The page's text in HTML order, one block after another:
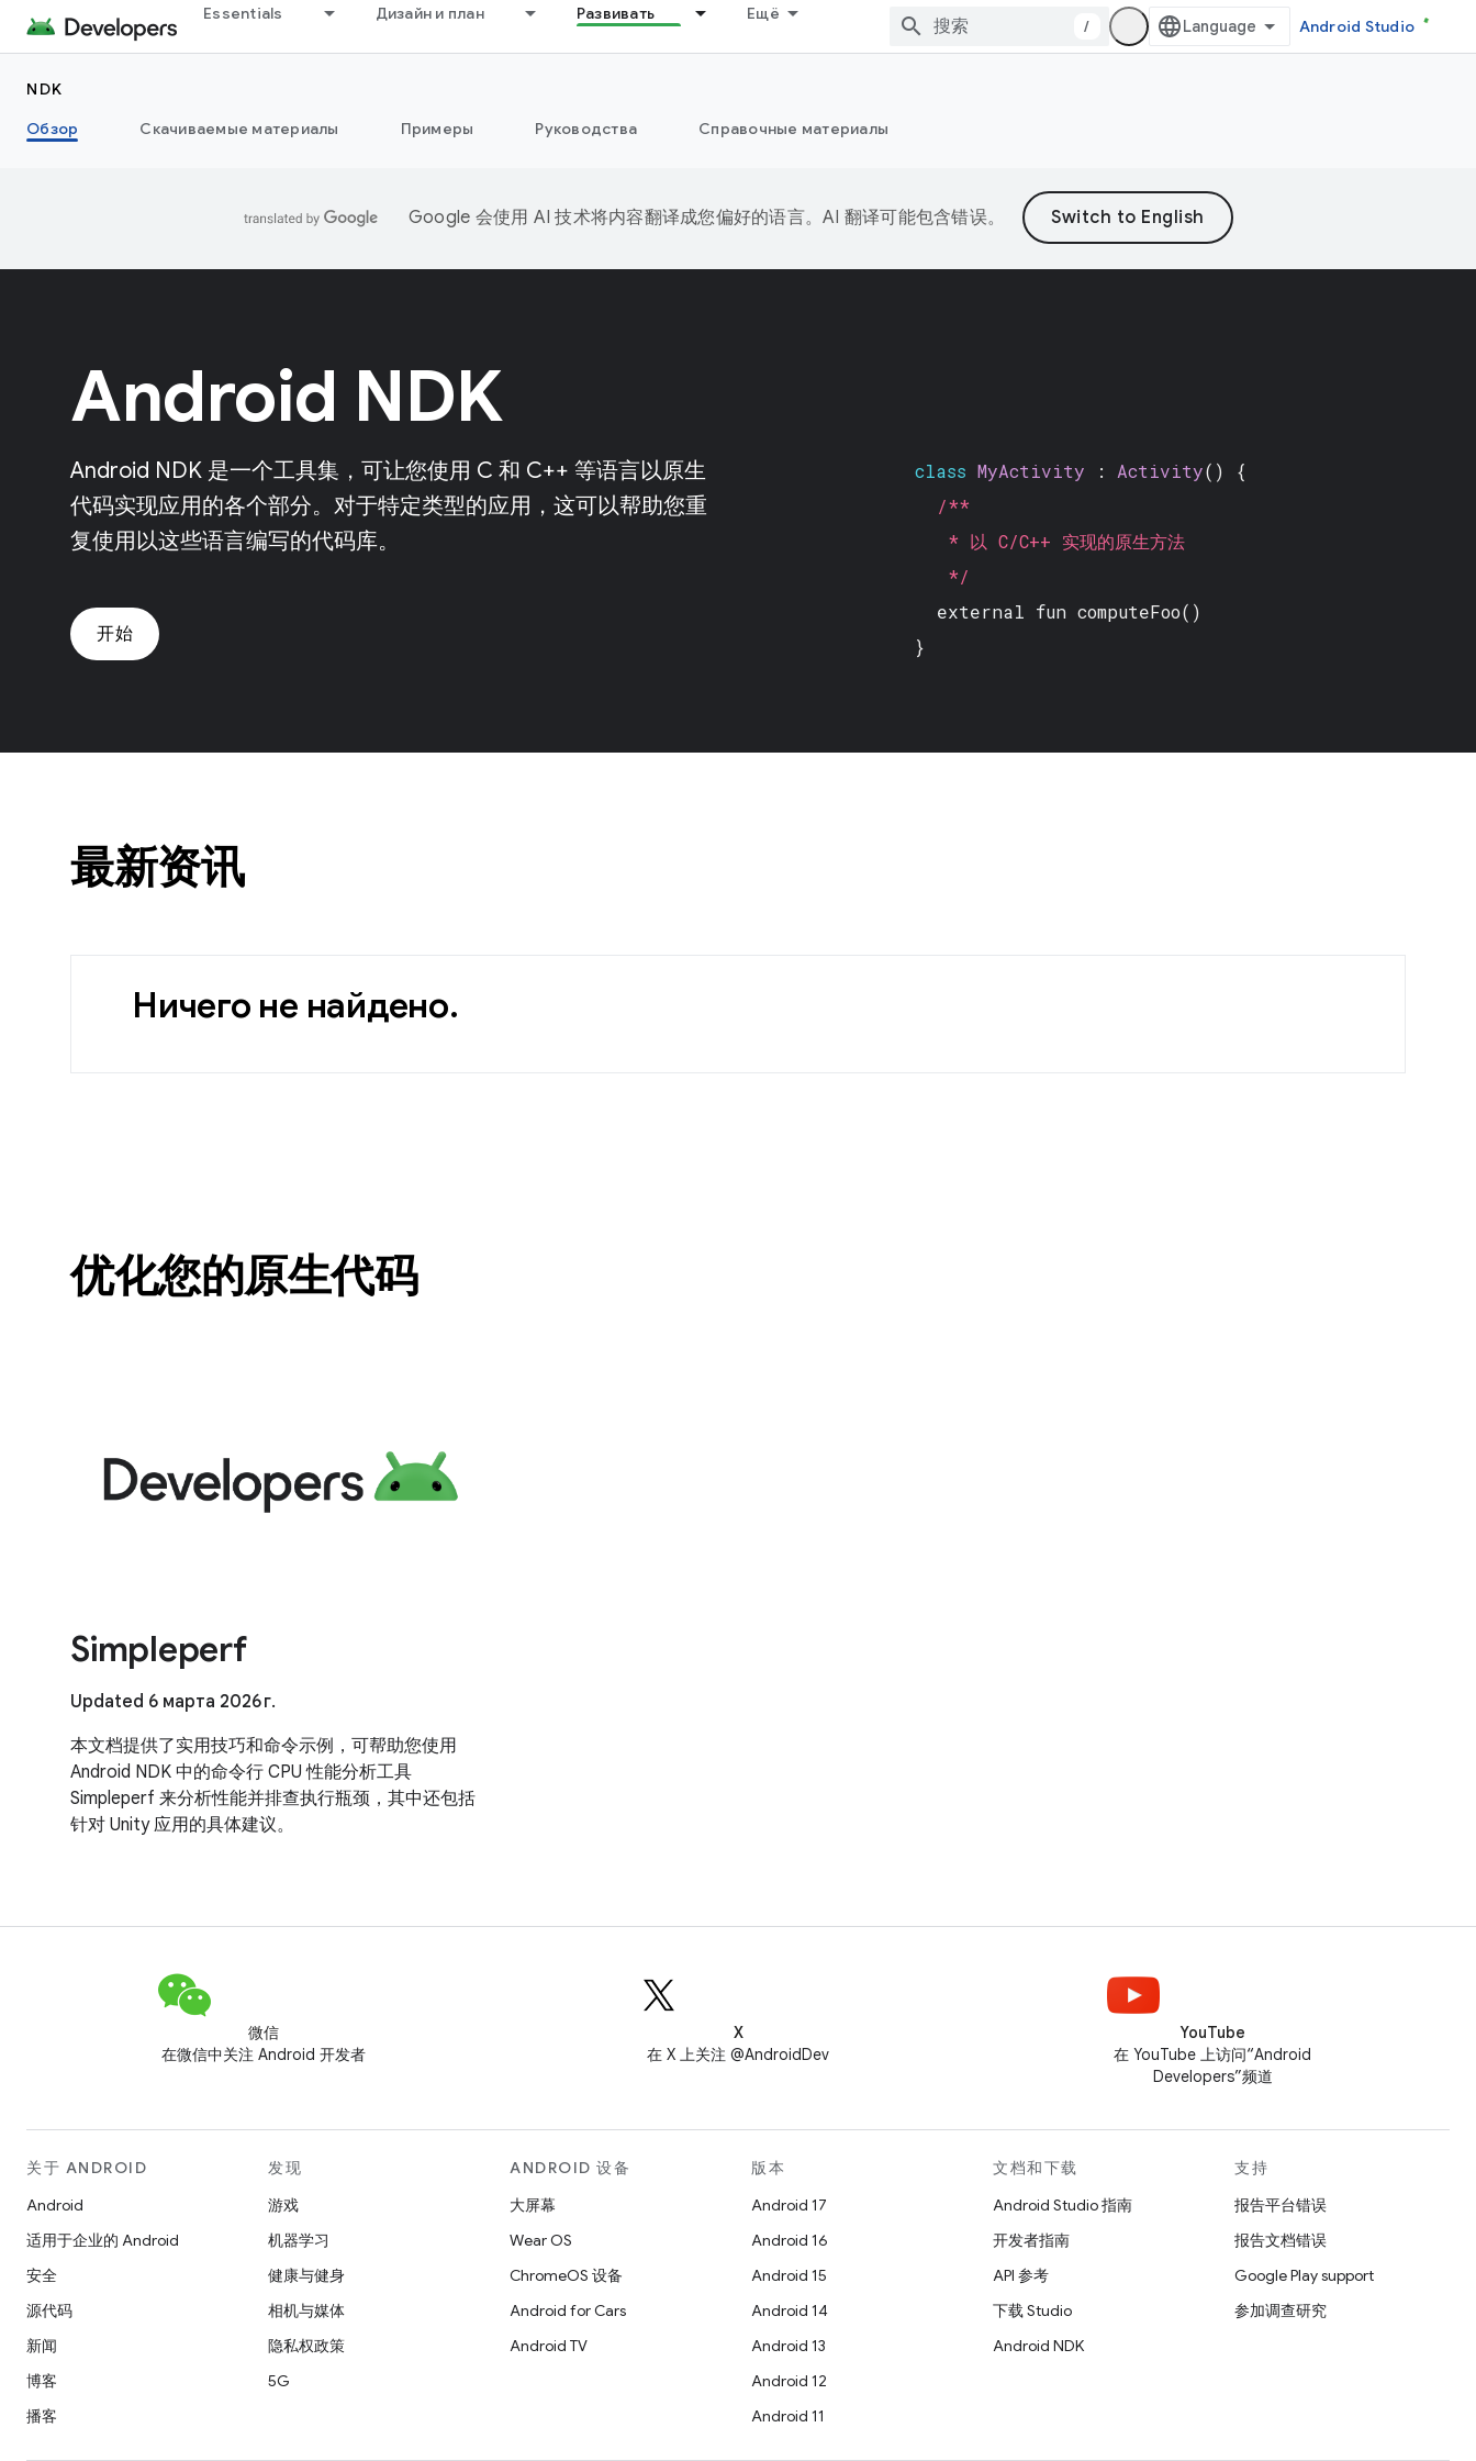
Essentials Дизайн и план Развивать Ещё
/ Android Studio
NDK
Обзор
Скачиваемые материалы Примеры Руководства Справочные материалы
Google 会使用 AI 技术将内容翻译成您偏好的语言。AI 翻译可能包含错误。
Android NDK
Android NDK 是一个工具集，可让您使用 C 和 C++ 等语言以原生
代码实现应用的各个部分。对于特定类型的应用，这可以帮助您重
复使用以这些语言编写的代码库。
开始
class MyActivity : Activity() {
/**
* 以 C/C++ 实现的原生方法
*/
external fun computeFoo()
}
最新资讯
Ничего не найдено.
优化您的原生代码
Simpleperf
Updated 6 марта 2026 г.
本文档提供了实用技巧和命令示例，可帮助您使用
Android NDK 中的命令行 CPU 性能分析工具
Simpleperf 来分析性能并排查执行瓶颈，其中还包括
针对 Unity 应用的具体建议。
微信
在微信中关注 Android 开发者
X
在 X 上关注 @AndroidDev
YouTube
在 YouTube 上访问“Android
Developers”频道
关于 ANDROID
Android
适用于企业的 Android
安全
源代码
新闻
博客
播客
发现
游戏
机器学习
健康与健身
相机与媒体
隐私权政策
5G
ANDROID 设备
大屏幕
Wear OS
ChromeOS 设备
Android for Cars
Android TV
版本
Android 17
Android 16
Android 15
Android 14
Android 13
Android 12
Android 11
文档和下载
Android Studio 指南
开发者指南
API 参考
下载 Studio
Android NDK
支持
报告平台错误
报告文档错误
Google Play support
参加调查研究